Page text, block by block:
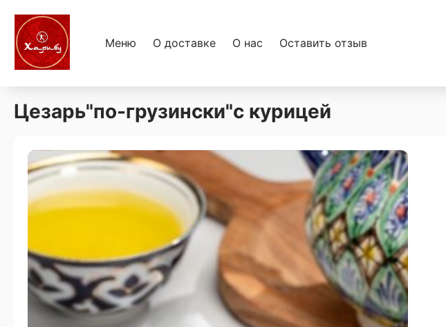
Меню О доставке О нас Оставить отзыв
Цезарь"по-грузински"с курицей